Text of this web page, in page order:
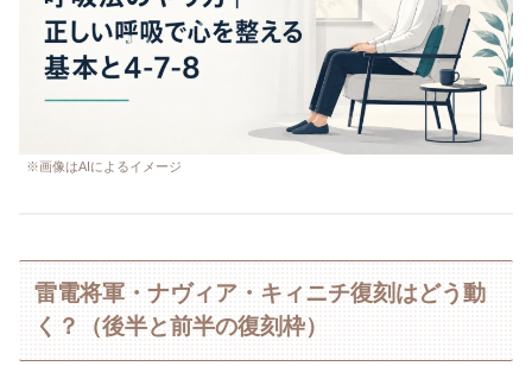
※画像はAIによるイメージ
雷電将軍・ナヴィア・キィニチ復刻はどう動
く？（後半と前半の復刻枠）